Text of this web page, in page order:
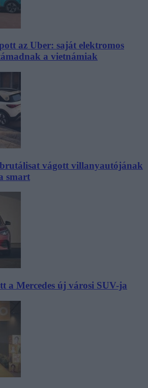
az Uber: saját elektromos
a vietnámiak
vágott villanyautójának
smart
a Mercedes új városi SUV-ja